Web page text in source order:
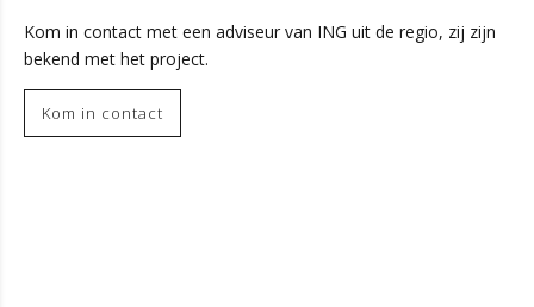
Kom in contact met een adviseur van ING uit de regio, zij zijn
bekend met het project.
Kom in contact